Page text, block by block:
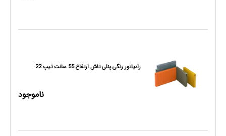
رادیاتور رنگی پنلی تاش ارتفاع 55 سانت تیپ 22
ناموجود